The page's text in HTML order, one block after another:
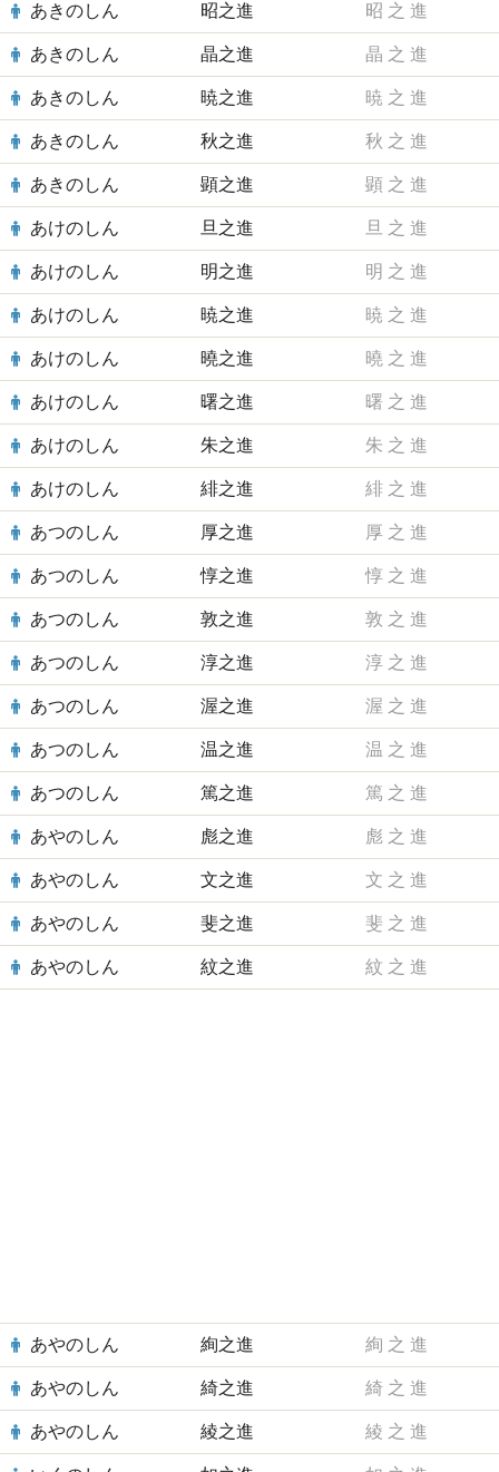
あきのしん 昭之進 昭 之 進
あきのしん 晶之進 晶 之 進
あきのしん 暁之進 暁 之 進
あきのしん 秋之進 秋 之 進
あきのしん 顕之進 顕 之 進
あけのしん 旦之進 旦 之 進
あけのしん 明之進 明 之 進
あけのしん 暁之進 暁 之 進
あけのしん 曉之進 曉 之 進
あけのしん 曙之進 曙 之 進
あけのしん 朱之進 朱 之 進
あけのしん 緋之進 緋 之 進
あつのしん 厚之進 厚 之 進
あつのしん 惇之進 惇 之 進
あつのしん 敦之進 敦 之 進
あつのしん 淳之進 淳 之 進
あつのしん 渥之進 渥 之 進
あつのしん 温之進 温 之 進
あつのしん 篤之進 篤 之 進
あやのしん 彪之進 彪 之 進
あやのしん 文之進 文 之 進
あやのしん 斐之進 斐 之 進
あやのしん 紋之進 紋 之 進
あやのしん 絢之進 絢 之 進
あやのしん 綺之進 綺 之 進
あやのしん 綾之進 綾 之 進